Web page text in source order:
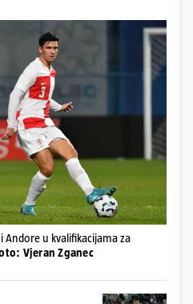
Andore u kvalifikacijama za
Vjeran Zganec